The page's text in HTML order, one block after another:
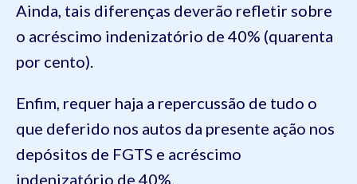
Ainda, tais diferenças deverão refletir sobre
o acréscimo indenizatório de 40% (quarenta
por cento).
Enfim, requer haja a repercussão de tudo o
que deferido nos autos da presente ação nos
depósitos de FGTS e acréscimo
indenizatório de 40%.